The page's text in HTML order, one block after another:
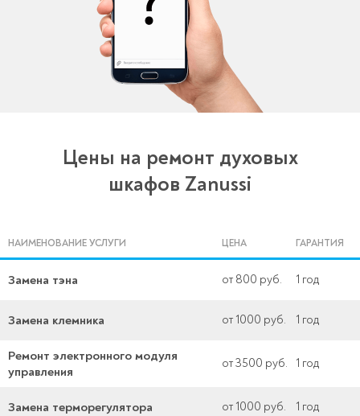
Цены на ремонт духовых
шкафов Zanussi
НАИМЕНОВАНИЕ УСЛУГИ ЦЕНА ГАРАНТИЯ
Замена тэна от 800 руб. 1 год
Замена клемника от 1000 руб. 1 год
Ремонт электронного модуля
управления
от 3500 руб. 1 год
Замена терморегулятора от 1000 руб. 1 год